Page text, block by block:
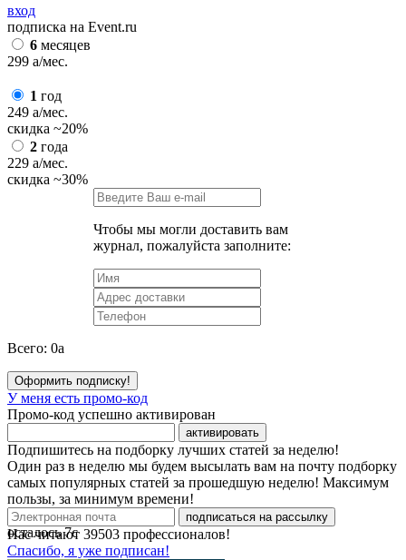
вход
подписка на Event.ru
6 месяцев
299 a/мес.
1 год
249 a/мес.
скидка ~20%
2 года
229 a/мес.
скидка ~30%
Чтобы мы могли доставить вам
журнал, пожалуйста заполните:
Всего: 0a
Оформить подписку!
У меня есть промо-код
Промо-код успешно активирован
активировать
Подпишитесь на подборку лучших статей за неделю!
Один раз в неделю мы будем высылать вам на почту подборку
самых популярных статей за прошедшую неделю! Максимум
пользы, за минимум времени!
подписаться на рассылку
Нас читают 39503 профессионалов!
Спасибо, я уже подписан!
осталось7с